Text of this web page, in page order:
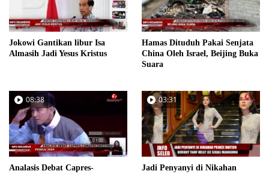
Jokowi Gantikan libur Isa
Almasih Jadi Yesus Kristus
Hamas Dituduh Pakai Senjata
China Oleh Israel, Beijing Buka
Suara
08:38
Analasis Debat Capres-
03:31
Jadi Penyanyi di Nikahan